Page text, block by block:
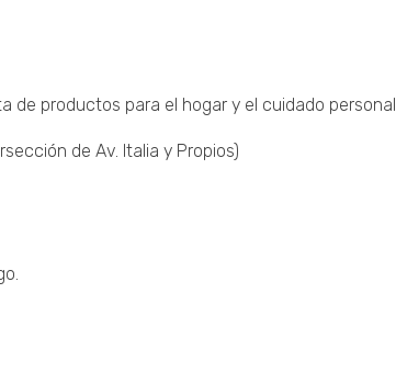
productos para el hogar y el cuidado personal.
de Av. Italia y Propios)